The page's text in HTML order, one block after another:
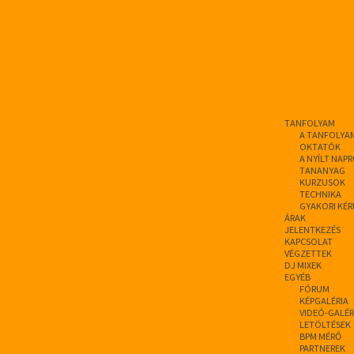
TANFOLYAM
A
OKTATÓK
A NYÍLT
TANANYAG
KURZUSOK
TECHNIKA
GYAKORI
ÁRAK
JELENTKEZÉS
KAPCSOLAT
VÉGZETTEK
DJ MIXEK
EGYÉB
FÓRUM
KÉPGALÉRIA
VIDEÓ-
LETÖLTÉSEK
BPM MÉRŐ
PARTNEREK